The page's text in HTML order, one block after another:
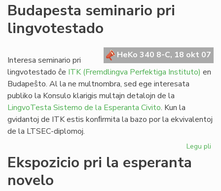
Budapesta seminario pri
lingvotestado
HeKo 340 8-C, 18 okt 07
Interesa seminario pri
lingvotestado ĉe ITK (Fremdlingva Perfektiga Instituto) en
Budapeŝto. Al la ne multnombra, sed ege interesata
publiko la Konsulo klarigis multajn detalojn de la
LingvoTesta Sistemo de la Esperanta Civito. Kun la
gvidantoj de ITK estis konﬁrmita la bazo por la ekvivalentoj
de la LTSEC-diplomoj.
Legu pli
Ekspozicio pri la esperanta
novelo